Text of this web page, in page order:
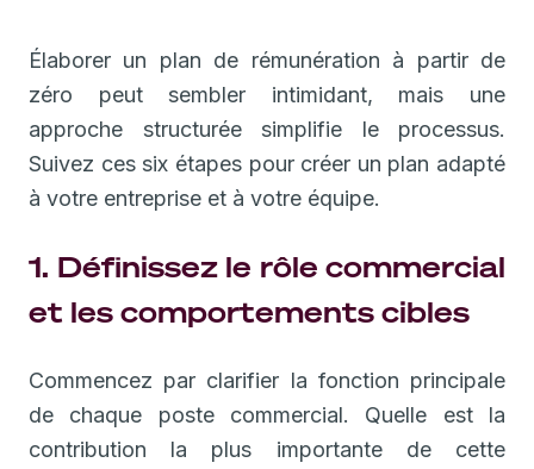
Élaborer un plan de rémunération à partir de
zéro peut sembler intimidant, mais une
approche structurée simplifie le processus.
Suivez ces six étapes pour créer un plan adapté
à votre entreprise et à votre équipe.
1. Définissez le rôle commercial
et les comportements cibles
Commencez par clarifier la fonction principale
de chaque poste commercial. Quelle est la
contribution la plus importante de cette